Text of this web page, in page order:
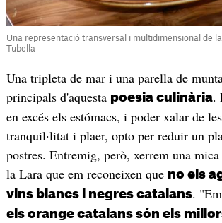
Una representació transversal i multidimensional de
Tubella
Una tripleta de mar i una parella de
principals d'aquesta poesia culinària.
en excés els estómacs, i poder xalar de
tranquil·litat i plaer, opto per reduir un
postres. Entremig, però, xerrem una
la Lara que em reconeixen que no els
vins blancs i negres catalans.
els orange catalans són els